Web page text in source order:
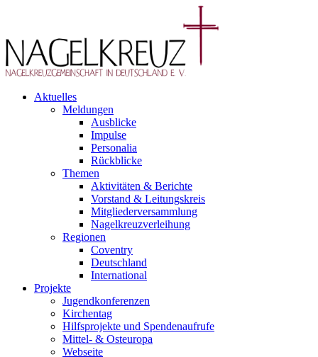
Aktuelles
Meldungen
Ausblicke
Impulse
Personalia
Rückblicke
Themen
Aktivitäten & Berichte
Vorstand & Leitungskreis
Mitgliederversammlung
Nagelkreuzverleihung
Regionen
Coventry
Deutschland
International
Projekte
Jugendkonferenzen
Kirchentag
Hilfsprojekte und Spendenaufrufe
Mittel- & Osteuropa
Webseite